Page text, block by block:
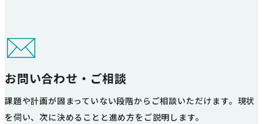
お問い合わせ・ご相談
課題や計画が固まっていない段階からご相談いただけます。現状
を伺い、次に決めることと進め方をご説明します。